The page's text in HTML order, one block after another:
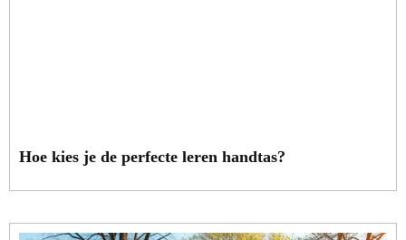
Hoe kies je de perfecte leren handtas?